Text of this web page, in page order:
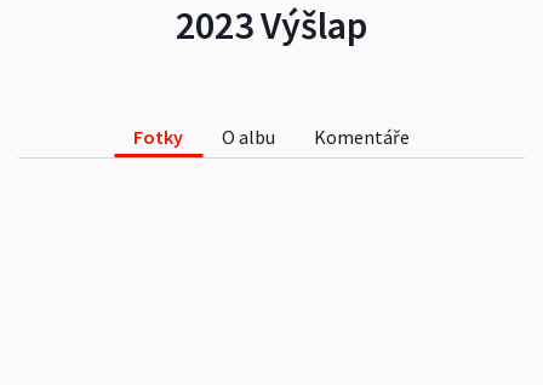
2023 Výšlap
Fotky O albu Komentáře